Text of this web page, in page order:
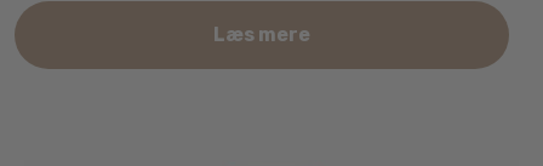
Læs mere